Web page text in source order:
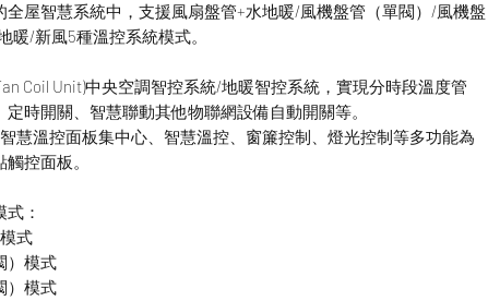
全屋智慧系統中，支援風扇盤管+水地暖/風機盤管（單閥）/風機盤
暖/新風5種溫控系統模式。
Coil Unit)中央空調智控系統/地暖智控系統，實現分時段溫度管
時開關、智慧聯動其他物聯網設備自動開關等。
慧溫控面板集中心、智慧溫控、窗簾控制、燈光控制等多功能為
控面板。
：
式
）模式
）模式